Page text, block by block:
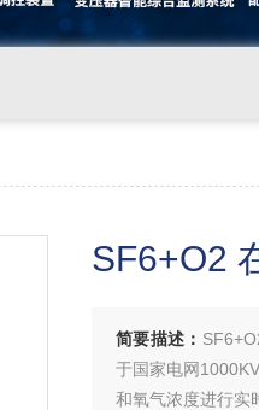
SF6+O2
简要描述：
于国家电网
和氧气浓度进行实